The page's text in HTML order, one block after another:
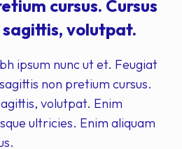
cursus. Cursus
sagittis, volutpat.
ipsum nunc ut et. Feugiat
non pretium cursus.
volutpat. Enim
ultricies. Enim aliquam